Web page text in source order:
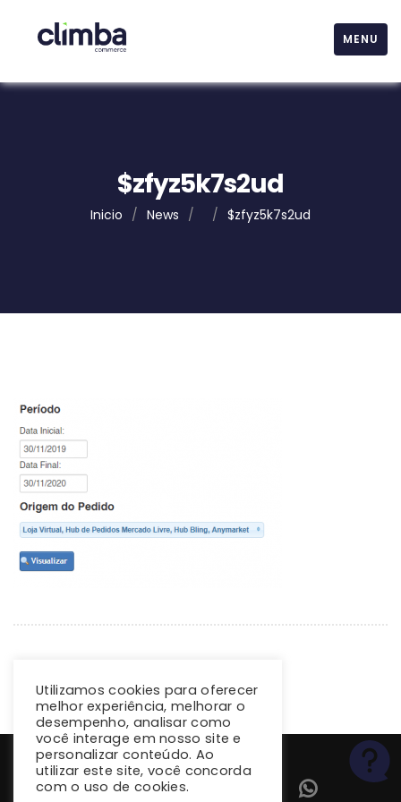
MENU
$zfyz5k7s2ud
Inicio / News / / $zfyz5k7s2ud
Utilizamos cookies para oferecer
melhor experiência, melhorar o
desempenho, analisar como
você interage em nosso site e
personalizar conteúdo. Ao
utilizar este site, você concorda
com o uso de cookies.